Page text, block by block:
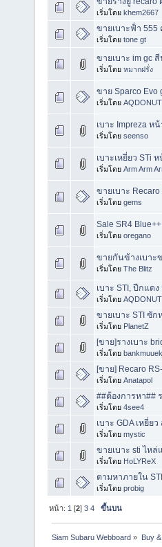
เริ่มโดย khem2667
ขายเบาะฟ้่า 555
เริ่มโดย tone gt
ขายเบาะ im gc
เริ่มโดย หมากฝรั่ง
ขาย Sparco Evo
เริ่มโดย AQDONUT
เบาะ Impreza ห
เริ่มโดย seenso
เบาะเหยี่ยว STi
เริ่มโดย Arm Arm
ขายเบาะ
เริ่มโดย gems
Sale SR4 Blue++
เริ่มโดย oregano
ขายกันข้างเบาะ
เริ่มโดย The Blitz
เบาะ STI, ปีกแด
เริ่มโดย AQDONUT
ขายเบาะ STI ซั
เริ่มโดย PlanetZ
[ขาย]รางเบาะ
เริ่มโดย bankmuuek
[ขาย] Recaro
เริ่มโดย Anatapol
##ต้องการหา##
เริ่มโดย 4see4
เบาะ GDA เหยี่ย
เริ่มโดย mystic
ขายเบาะ sti ไห
เริ่มโดย HoLYReX
ตามหาภายใน
เริ่มโดย probig
หน้า: 1 [2]3 4 ขึ้นบน
Siam Subaru Webboard » Buy